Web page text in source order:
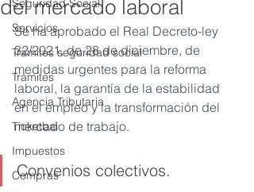
Seguridad Social
Servicios
Tramites seguridad social
Trámites
Agencia Tributaria
Ticketbai
Impuestos
Compras
del mercado laboral
Se ha aprobado el Real Decreto-ley
32/2021, de 28 de diciembre, de
medidas urgentes para la reforma
laboral, la garantía de la estabilidad
en el empleo y la transformación del
mercado de trabajo.
Convenios colectivos.